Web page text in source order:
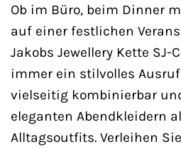
Ob im Büro, beim Dinner
auf einer festlichen
Jakobs Jewellery Kette SJ-
immer ein stilvolles
vielseitig kombinierbar
eleganten Abendkleidern
Alltagsoutfits. Verleihen